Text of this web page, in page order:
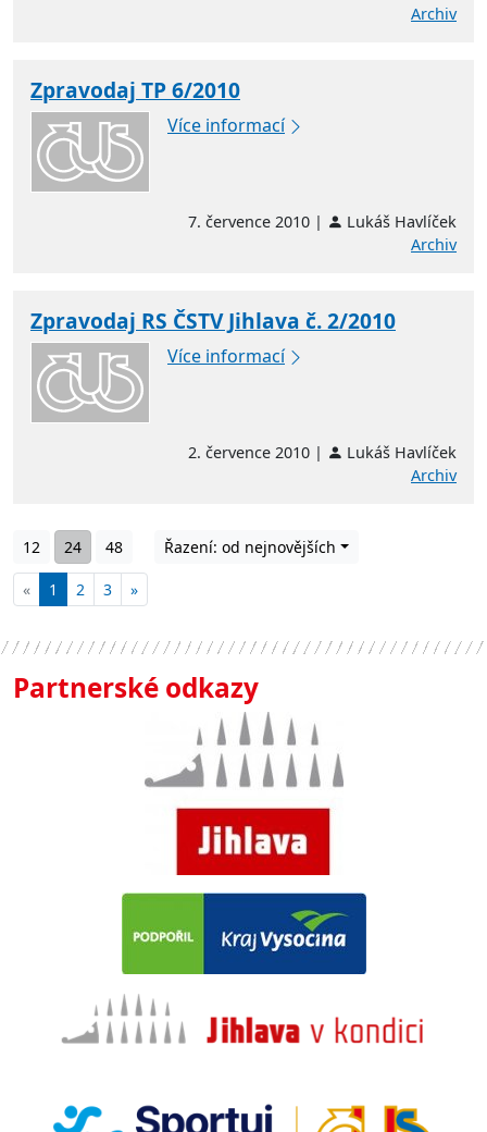
Archiv
Zpravodaj TP 6/2010
Více informací
7. července 2010 |
Lukáš Havlíček
Archiv
Zpravodaj RS ČSTV Jihlava č. 2/2010
Více informací
2. července 2010 |
Lukáš Havlíček
Archiv
12 24 48 Řazení: od nejnovějších
« 1 2 3 »
Partnerské odkazy